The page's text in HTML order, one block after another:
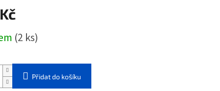
(2 ks)
Přidat do košíku